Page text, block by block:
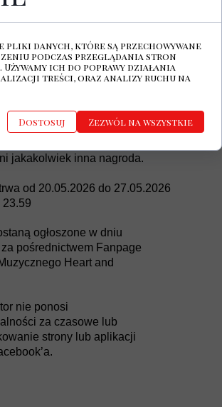
Użytkownikiem portalu
nie przysługuje prawo wymiany
ani nagrodę innego
może zrzec się Nagrody, ale w
jakakolwiek inna nagroda.
od 20.05.2026 do 27.05.2026
23.59
ogłoszone w dniu
pośrednictwem Fanpage
Heart and
nie ponosi
za czasowe lub
strony lub aplikacji
pliki danych, które są przechowywane
podczas przeglądania stron
ich do poprawy działania
treści, oraz analizy ruchu na
Dostosuj Zezwól na wszystkie